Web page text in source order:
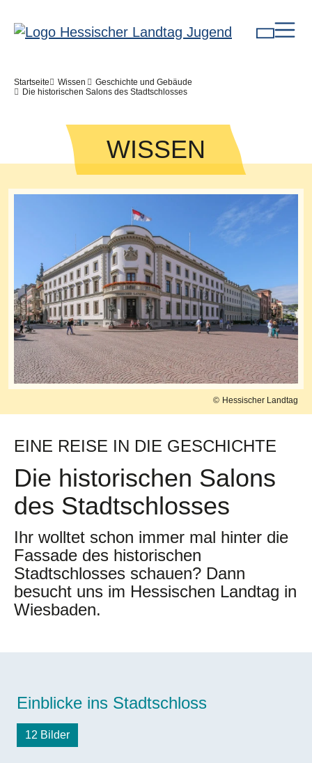
Pfadnavigation
Startseite Wissen
Geschichte und Gebäude
Die historischen Salons des Stadtschlosses
WISSEN
Hessischer Landtag
EINE REISE IN DIE GESCHICHTE
Die historischen Salons
des Stadtschlosses
Ihr wolltet schon immer mal hinter die
Fassade des historischen
Stadtschlosses schauen? Dann
besucht uns im Hessischen Landtag in
Wiesbaden.
Einblicke ins Stadtschloss
12 Bilder